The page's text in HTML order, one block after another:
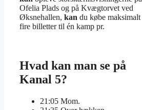
Ofelia Plads og på Kvægtorvet ved
Øksnehallen, kan du købe maksimalt
fire billetter til én kamp pr.
Hvad kan man se på
Kanal 5?
21:05 Mom.